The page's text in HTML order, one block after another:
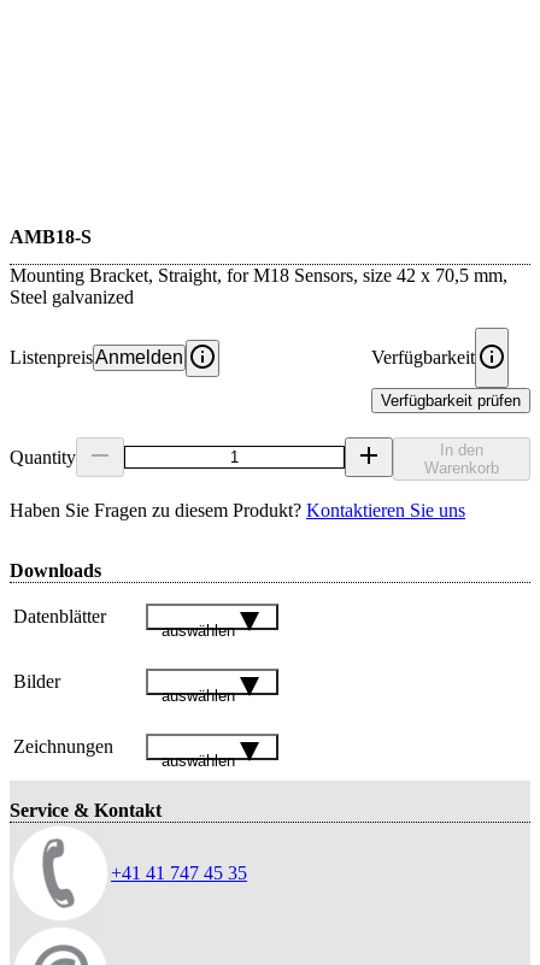
AMB18-S
Mounting Bracket, Straight, for M18 Sensors, size 42 x 70,5 mm,
Steel galvanized
ListenpreisAnmelden Verfügbarkeit
Verfügbarkeit prüfen
Quantity
In den
Warenkorb
Haben Sie Fragen zu diesem Produkt? Kontaktieren Sie uns
Downloads
Datenblätter
auswählen
Bilder
auswählen
Zeichnungen
auswählen
Service & Kontakt
+41 41 747 45 35